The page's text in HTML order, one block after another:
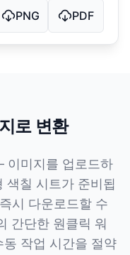
PNG PDF
로 변환
이미지를 업로드하
색칠 시트가 준비됩
시 다운로드할 수
간단한 원클릭 워
작업 시간을 절약